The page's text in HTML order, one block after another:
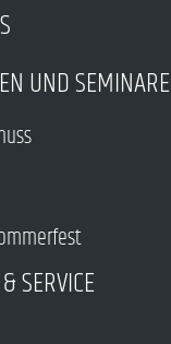
UND SEMINARE
SERVICE